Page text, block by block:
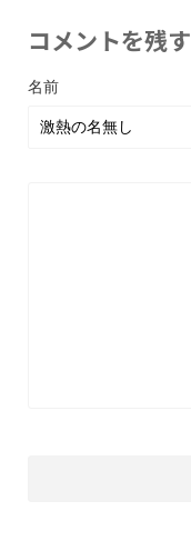
コメントを残す
名前